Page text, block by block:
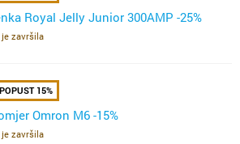
Royal Jelly Junior 300AMP -25%
završila
POPUST 15%
Omron M6 -15%
završila